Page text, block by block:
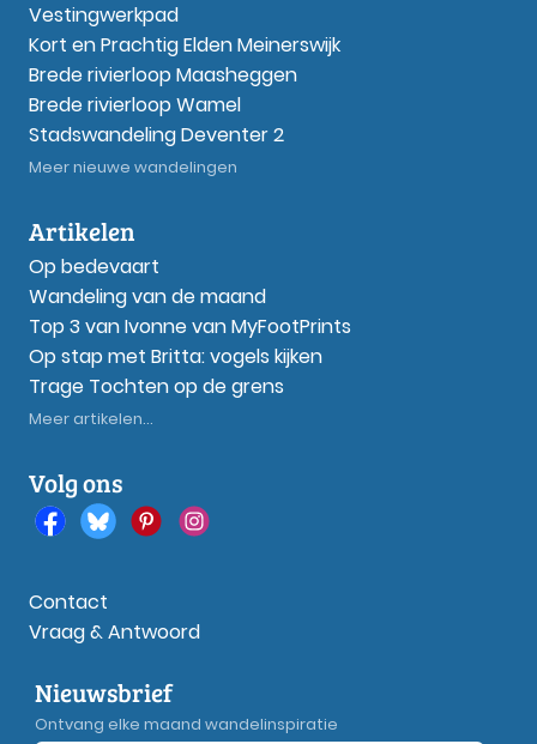
Vestingwerkpad
Kort en Prachtig Elden Meinerswijk
Brede rivierloop Maasheggen
Brede rivierloop Wamel
Stadswandeling Deventer 2
Meer nieuwe wandelingen
Artikelen
Op bedevaart
Wandeling van de maand
Top 3 van Ivonne van MyFootPrints
Op stap met Britta: vogels kijken
Trage Tochten op de grens
Meer artikelen...
Volg ons
Contact
Vraag & Antwoord
Nieuwsbrief
Ontvang elke maand wandelinspiratie